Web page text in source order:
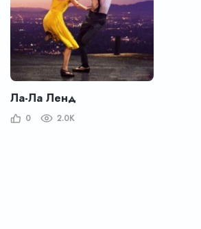
Ла-Ла Ленд
0 2.0K